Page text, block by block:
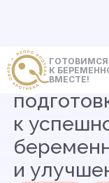
ГОТОВИМСЯ
К
ВМЕСТЕ!
Статьио
к
и